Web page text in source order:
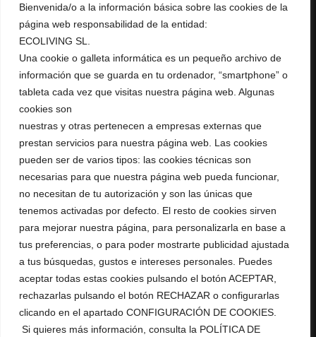
Bienvenida/o a la información básica sobre las cookies de la
página web responsabilidad de la entidad:
ECOLIVING SL.
Una cookie o galleta informática es un pequeño archivo de
información que se guarda en tu ordenador, “smartphone” o
tableta cada vez que visitas nuestra página web. Algunas
cookies son
nuestras y otras pertenecen a empresas externas que
prestan servicios para nuestra página web. Las cookies
pueden ser de varios tipos: las cookies técnicas son
necesarias para que nuestra página web pueda funcionar,
no necesitan de tu autorización y son las únicas que
tenemos activadas por defecto. El resto de cookies sirven
para mejorar nuestra página, para personalizarla en base a
tus preferencias, o para poder mostrarte publicidad ajustada
a tus búsquedas, gustos e intereses personales. Puedes
aceptar todas estas cookies pulsando el botón ACEPTAR,
rechazarlas pulsando el botón RECHAZAR o configurarlas
clicando en el apartado CONFIGURACIÓN DE COOKIES.
Si quieres más información, consulta la POLÍTICA DE
+ 34 967 16 04 64
AURUMRED@AURUMRED.COM
Condiciones de Venta
Política de Privacidad
Política de Cookies
Aviso Legal
RGPD
Tienda
Mi Cuenta
Tienda